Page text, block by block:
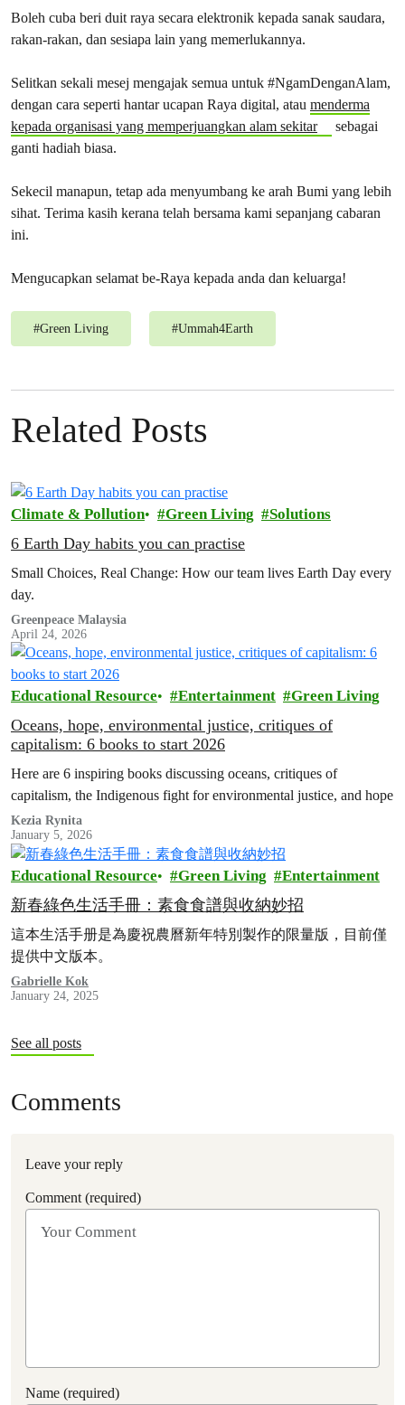
Boleh cuba beri duit raya secara elektronik kepada sanak saudara,
rakan-rakan, dan sesiapa lain yang memerlukannya.
Selitkan sekali mesej mengajak semua untuk #NgamDenganAlam,
dengan cara seperti hantar ucapan Raya digital, atau menderma
kepada organisasi yang memperjuangkan alam sekitar
sebagai
ganti hadiah biasa.
Sekecil manapun, tetap ada menyumbang ke arah Bumi yang lebih
sihat. Terima kasih kerana telah bersama kami sepanjang cabaran
ini.
Mengucapkan selamat be-Raya kepada anda dan keluarga!
#Green Living #Ummah4Earth
Related Posts
Climate & Pollution Green Living Solutions
6 Earth Day habits you can practise
Small Choices, Real Change: How our team lives Earth Day every
day.
Greenpeace Malaysia
April 24, 2026
Educational Resource Entertainment Green Living
Oceans, hope, environmental justice, critiques of
capitalism: 6 books to start 2026
Here are 6 inspiring books discussing oceans, critiques of
capitalism, the Indigenous fight for environmental justice, and hope
Kezia Rynita
January 5, 2026
Educational Resource Green Living Entertainment
新春綠色生活手冊：素食食譜與收納妙招
這本生活手册是為慶祝農曆新年特別製作的限量版，目前僅
提供中文版本。
Gabrielle Kok
January 24, 2025
See all posts
Comments
Leave your reply
Comment (required)
Name (required)